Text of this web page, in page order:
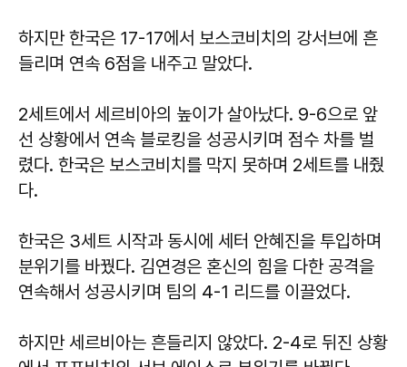
하지만 한국은 17-17에서 보스코비치의 강서브에 흔
들리며 연속 6점을 내주고 말았다.
2세트에서 세르비아의 높이가 살아났다. 9-6으로 앞
선 상황에서 연속 블로킹을 성공시키며 점수 차를 벌
렸다. 한국은 보스코비치를 막지 못하며 2세트를 내줬
다.
한국은 3세트 시작과 동시에 세터 안혜진을 투입하며
분위기를 바꿨다. 김연경은 혼신의 힘을 다한 공격을
연속해서 성공시키며 팀의 4-1 리드를 이끌었다.
하지만 세르비아는 흔들리지 않았다. 2-4로 뒤진 상황